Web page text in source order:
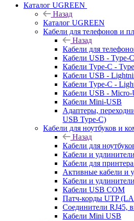
Каталог UGREEN
Назад
Каталог UGREEN
Кабели для телефонов и
Назад
Кабели для
Кабели USB - Type-C
Кабели Type-C -
Кабели USB -
Кабели Type-C -
Кабели USB - Micro-
Кабели Mini-USB
Адаптеры,
USB Type-C)
Кабели для ноутбуков и
Назад
Кабели для
Кабели и
Кабели для
Активные кабели и
Кабели и
Кабели USB COM
Патч-корды UTP
Соединители RJ45,
Кабели Mini USB